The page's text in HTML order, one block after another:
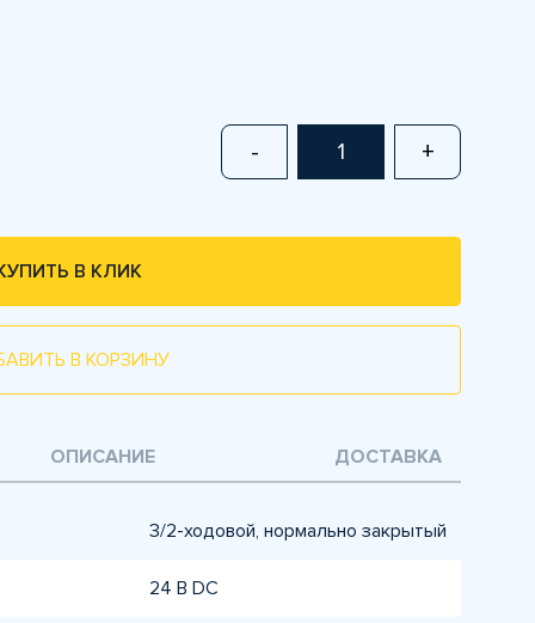
- +
В КЛИК
В КОРЗИНУ
ОПИСАНИЕ ДОСТАВКА
3/2-ходовой, нормально закрытый
24 В DC